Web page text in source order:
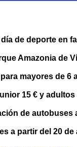
de deporte en
Amazonia de
mayores de 6
15 € y adultos
de autobuses
a partir del 20 de